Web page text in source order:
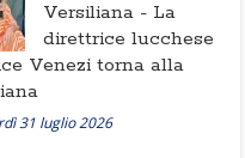
Versiliana - La
direttrice lucchese
Venezi torna alla
31 luglio 2026